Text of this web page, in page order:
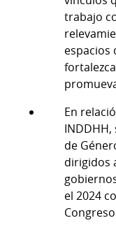
trabajo
espacios
En
de
dirigidos
el 2024